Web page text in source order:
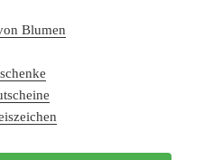
Blumen